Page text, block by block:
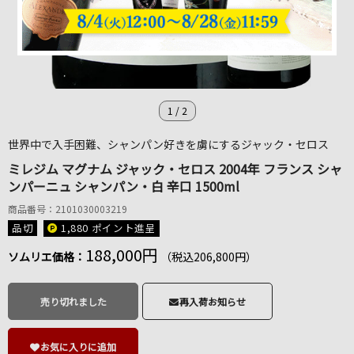
1 / 2
世界中で入手困難、シャンパン好きを虜にするジャック・セロス
ミレジム マグナム ジャック・セロス 2004年 フランス シャ
ンパーニュ シャンパン・白 辛口 1500ml
商品番号：2101030003219
品切 1,880 ポイント進呈
ソムリエ価格： 188,000円 （税込206,800円）
売り切れました 再入荷お知らせ
お気に入りに追加